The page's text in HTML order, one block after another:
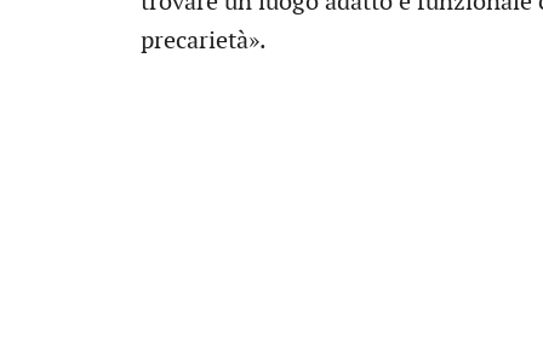
precarietà».